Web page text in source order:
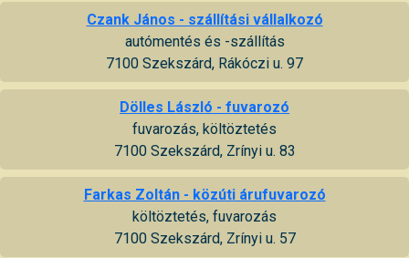
Czank János - szállítási vállalkozó
autómentés és -szállítás
7100 Szekszárd, Rákóczi u. 97
Dölles László - fuvarozó
fuvarozás, költöztetés
7100 Szekszárd, Zrínyi u. 83
Farkas Zoltán - közúti árufuvarozó
költöztetés, fuvarozás
7100 Szekszárd, Zrínyi u. 57